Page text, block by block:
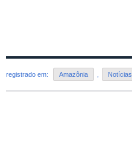
registrado em: Amazônia Notícias